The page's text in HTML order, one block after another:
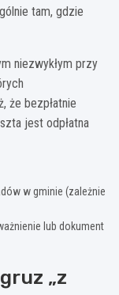
tam, gdzie
niezwykłym przy
że bezpłatnie
jest odpłatna
w gminie (zależnie
lub dokument
„z